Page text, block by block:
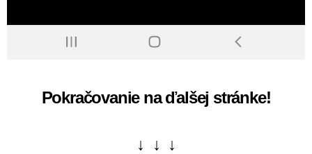
Pokračovanie na ďalšej stránke!
↓ ↓ ↓